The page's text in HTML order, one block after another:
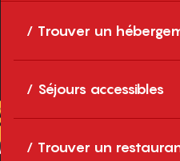
Trouver un
Séjours accessibles
Trouver un